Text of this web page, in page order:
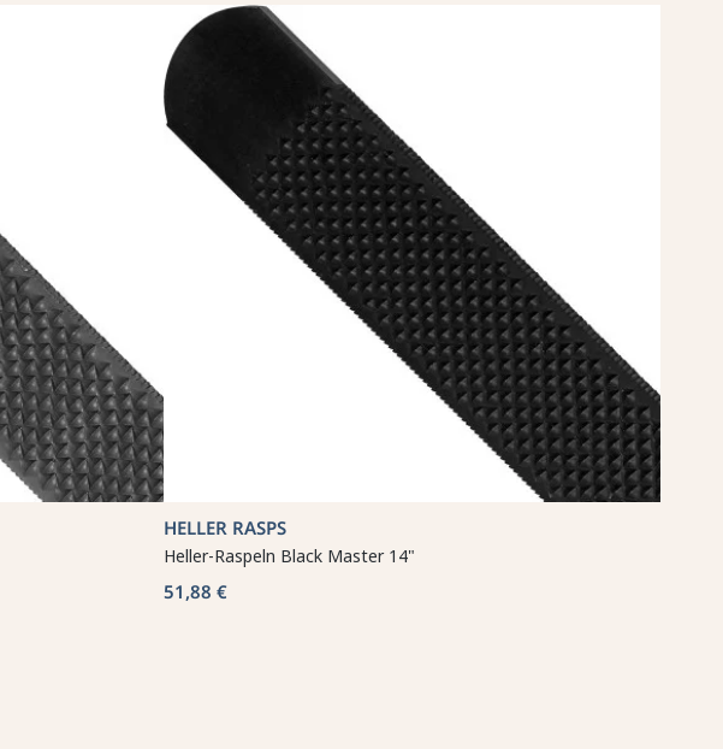
HELLER RASPS
Heller-Raspeln Black Master 14"
51,88 €